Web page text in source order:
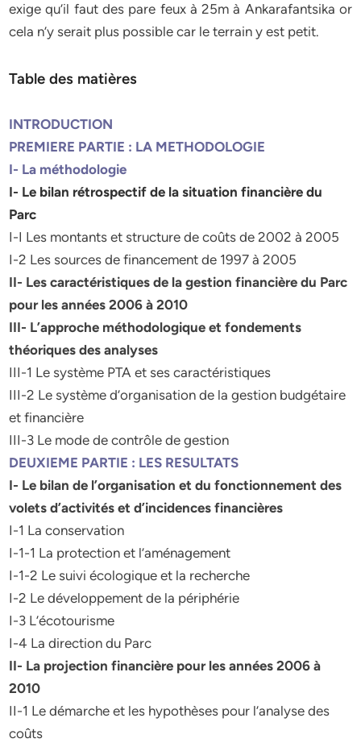
exige qu’il faut des pare feux à 25m à Ankarafantsika or
cela n’y serait plus possible car le terrain y est petit.
Table des matières
INTRODUCTION
PREMIERE PARTIE : LA METHODOLOGIE
I- La méthodologie
I- Le bilan rétrospectif de la situation financière du
Parc
I-I Les montants et structure de coûts de 2002 à 2005
I-2 Les sources de financement de 1997 à 2005
II- Les caractéristiques de la gestion financière du Parc
pour les années 2006 à 2010
III- L’approche méthodologique et fondements
théoriques des analyses
III-1 Le système PTA et ses caractéristiques
III-2 Le système d’organisation de la gestion budgétaire
et financière
III-3 Le mode de contrôle de gestion
DEUXIEME PARTIE : LES RESULTATS
I- Le bilan de l’organisation et du fonctionnement des
volets d’activités et d’incidences financières
I-1 La conservation
I-1-1 La protection et l’aménagement
I-1-2 Le suivi écologique et la recherche
I-2 Le développement de la périphérie
I-3 L’écotourisme
I-4 La direction du Parc
II- La projection financière pour les années 2006 à
2010
II-1 Le démarche et les hypothèses pour l’analyse des
coûts